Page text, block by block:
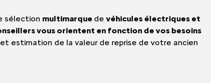
NOS SERVICES AUX PRO
sélection multimarque de véhicules électriques et
vous orientent en fonction de vos besoins
estimation de la valeur de reprise de votre ancien